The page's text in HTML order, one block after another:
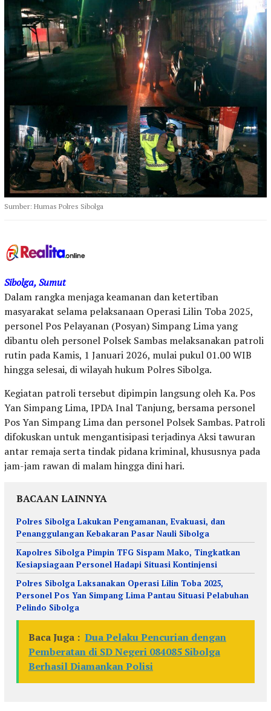
Sumber: Humas Polres Sibolga
Sibolga, Sumut
Dalam rangka menjaga keamanan dan ketertiban
masyarakat selama pelaksanaan Operasi Lilin Toba 2025,
personel Pos Pelayanan (Posyan) Simpang Lima yang
dibantu oleh personel Polsek Sambas melaksanakan patroli
rutin pada Kamis, 1 Januari 2026, mulai pukul 01.00 WIB
hingga selesai, di wilayah hukum Polres Sibolga.
Kegiatan patroli tersebut dipimpin langsung oleh Ka. Pos
Yan Simpang Lima, IPDA Inal Tanjung, bersama personel
Pos Yan Simpang Lima dan personel Polsek Sambas. Patroli
difokuskan untuk mengantisipasi terjadinya Aksi tawuran
antar remaja serta tindak pidana kriminal, khususnya pada
jam-jam rawan di malam hingga dini hari.
BACAAN LAINNYA
Polres Sibolga Lakukan Pengamanan, Evakuasi, dan
Penanggulangan Kebakaran Pasar Nauli Sibolga
Kapolres Sibolga Pimpin TFG Sispam Mako, Tingkatkan
Kesiapsiagaan Personel Hadapi Situasi Kontinjensi
Polres Sibolga Laksanakan Operasi Lilin Toba 2025,
Personel Pos Yan Simpang Lima Pantau Situasi Pelabuhan
Pelindo Sibolga
Baca Juga : Dua Pelaku Pencurian dengan
Pemberatan di SD Negeri 084085 Sibolga
Berhasil Diamankan Polisi